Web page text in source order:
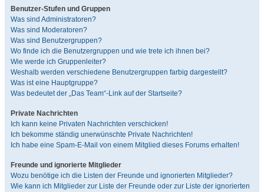
Benutzer-Stufen und Gruppen
Was sind Administratoren?
Was sind Moderatoren?
Was sind Benutzergruppen?
Wo finde ich die Benutzergruppen und wie trete ich ihnen bei?
Wie werde ich Gruppenleiter?
Weshalb werden verschiedene Benutzergruppen farbig dargestellt?
Was ist eine Hauptgruppe?
Was bedeutet der „Das Team“-Link auf der Startseite?
Private Nachrichten
Ich kann keine Privaten Nachrichten verschicken!
Ich bekomme ständig unerwünschte Private Nachrichten!
Ich habe eine Spam-E-Mail von einem Mitglied dieses Forums erhalten!
Freunde und ignorierte Mitglieder
Wozu benötige ich die Listen der Freunde und ignorierten Mitglieder?
Wie kann ich Mitglieder zur Liste der Freunde oder zur Liste der ignorierten